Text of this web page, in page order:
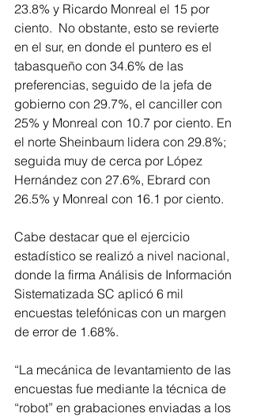
23.8% y Ricardo Monreal el 15 por
ciento.  No obstante, esto se revierte
en el sur, en donde el puntero es el
tabasqueño con 34.6% de las
preferencias, seguido de la jefa de
gobierno con 29.7%, el canciller con
25% y Monreal con 10.7 por ciento. En
el norte Sheinbaum lidera con 29.8%;
seguida muy de cerca por López
Hernández con 27.6%, Ebrard con
26.5% y Monreal con 16.1 por ciento.
Cabe destacar que el ejercicio
estadístico se realizó a nivel nacional,
donde la firma Análisis de Información
Sistematizada SC aplicó 6 mil
encuestas telefónicas con un margen
de error de 1.68%.
“La mecánica de levantamiento de las
encuestas fue mediante la técnica de
“robot” en grabaciones enviadas a los